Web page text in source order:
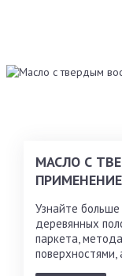
МАСЛО С
ПРИМЕНЕНИЕ
Узнайте
деревянных
паркета,